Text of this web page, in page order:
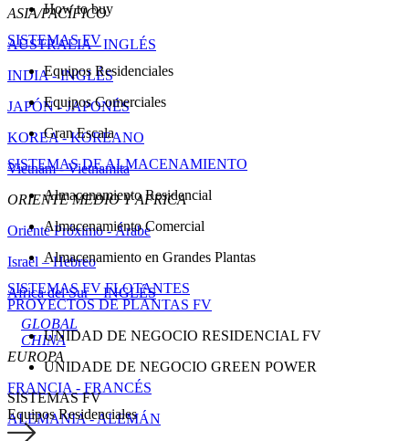
ASIA/PACÍFICO
AUSTRALIA - INGLÉS
INDIA - INGLÉS
JAPÓN - JAPONÉS
KOREA - KOREANO
Vietnam - Vietnamita
ORIENTE MEDIO Y AFRICA
Oriente Próximo - Árabe
Israel – Hebreo
Africa del Sur – INGLÉS
GLOBAL
CHINA
EUROPA
FRANCIA - FRANCÉS
ALEMANIA - ALEMÁN
How to buy
SISTEMAS FV
Equipos Residenciales
Equipos Comerciales
Gran Escala
SISTEMAS DE ALMACENAMIENTO
Almacenamiento Residencial
Almacenamiento Comercial
Almacenamiento en Grandes Plantas
SISTEMAS FV FLOTANTES
PROYECTOS DE PLANTAS FV
UNIDAD DE NEGOCIO RESIDENCIAL FV
UNIDADE DE NEGOCIO GREEN POWER
SISTEMAS FV
Equipos Residenciales